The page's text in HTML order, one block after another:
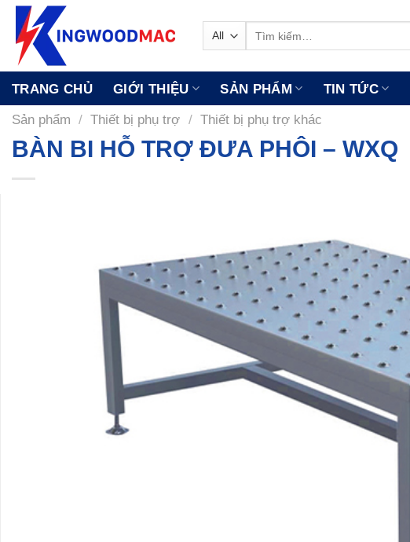
Skip
content
TRANG CHỦ GIỚI THIỆU SẢN PHẨM TIN TỨC
Sản phẩm / Thiết bị phụ trợ / Thiết bị phụ trợ khác
BÀN BI HỖ TRỢ ĐƯA PHÔI – WXQ